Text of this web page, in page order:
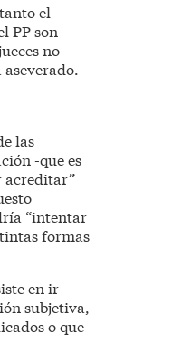
el
PP son
no
las
-que es
acreditar”
“intentar
formas
en ir
subjetiva,
o que